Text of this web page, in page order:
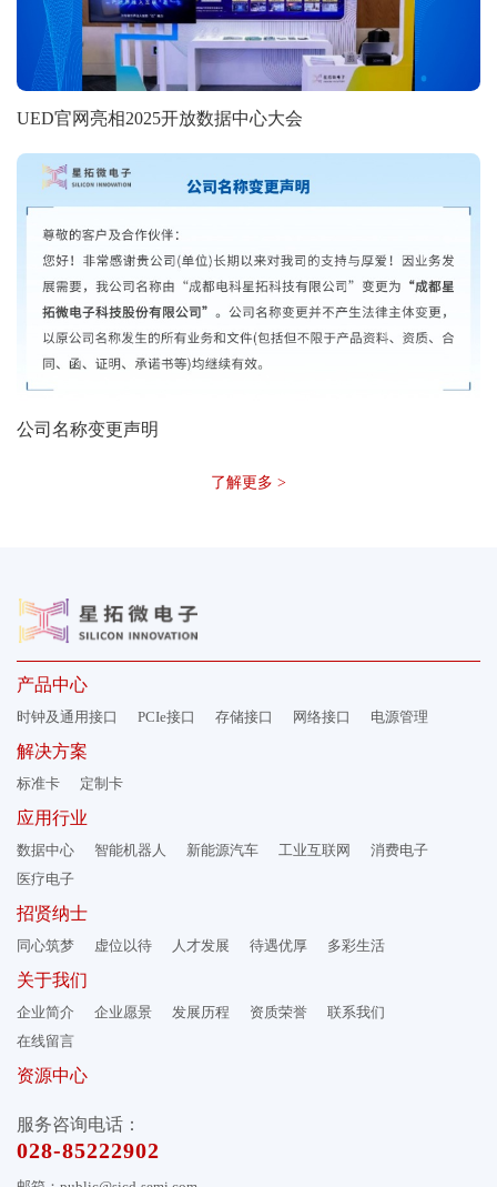
UED官网亮相2025开放数据中心大会
公司名称变更声明
了解更多 >
产品中心
时钟及通用接口 PCIe接口 存储接口 网络接口 电源管理
解决方案
标准卡 定制卡
应用行业
数据中心 智能机器人 新能源汽车 工业互联网
消费电子
医疗电子
招贤纳士
同心筑梦 虚位以待 人才发展 待遇优厚 多彩生活
关于我们
企业简介 企业愿景 发展历程 资质荣誉
联系我们
在线留言
资源中心
服务咨询电话：
028-85222902